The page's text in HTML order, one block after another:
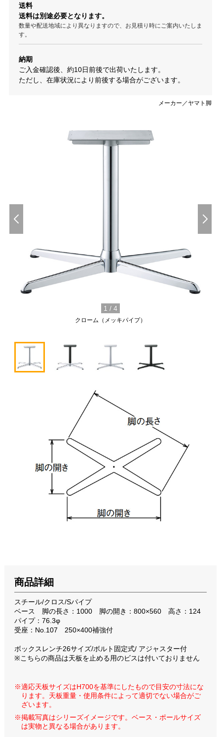
メーカー／ヤマト脚
クローム（メッキパイプ）
1 / 4
送料
送料は別途必要となります。
数量や配送地域により異なりますので、お見積り時にご案内いたしま
す。
納期
ご入金確認後、約10日前後で出荷いたします。
ただし、在庫状況により前後する場合がございます。
商品詳細
スチール/クロス/Sパイプ
ベース 脚の長さ：1000 脚の開き：800×560 高さ：124
パイプ：76.3φ
受座：No.107 250×400補強付
ボックスレンチ26サイズ/ボルト固定式/ アジャスター付
※こちらの商品は天板を止める用のビスは付いておりません
※適応天板サイズはH700を基準にしたもので目安の寸法にな
ります。天板重量・使用条件によって適切でない場合がご
ざいます。
※掲載写真はシリーズイメージです。ベース・ポールサイズ
は実物と異なる場合があります。